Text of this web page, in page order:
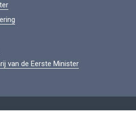
van de Eerste Minister